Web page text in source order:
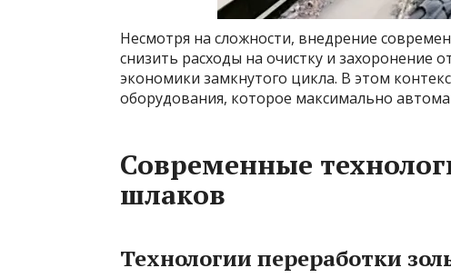
Несмотря на сложности, внедрение
снизить расходы на очистку и захоронение
экономики замкнутого цикла. В этом
оборудования, которое максимально
Современные
шлаков
Технологии переработки